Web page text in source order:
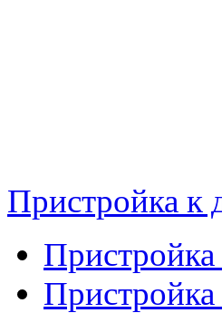
Пристройка к